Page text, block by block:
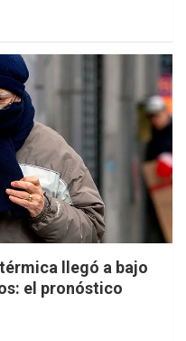
llegó a bajo
el pronóstico